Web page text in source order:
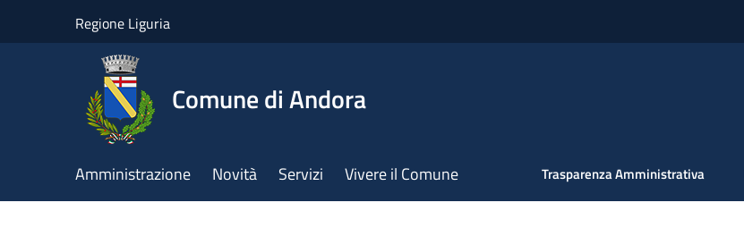
Regione Liguria
Comune di Andora
Amministrazione Novità Servizi Vivere il Comune Trasparenza Amministrativa